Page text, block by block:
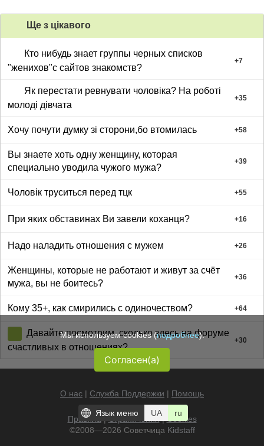
Ще з цiкавого
Кто нибудь знает группы черных списков
"женихов"с сайтов знакомств?
+7
Як перестати ревнувати чоловіка? На роботі
молоді дівчата
+35
Хочу почути думку зі сторони,бо втомилась +58
Вы знаете хоть одну женщину, которая
специально уводила чужого мужа?
+39
Чоловік труситься перед тцк +55
При яких обставинах Ви завели коханця? +16
Надо наладить отношения с мужем +26
Женщины, которые не работают и живут за счёт
мужа, вы не боитесь?
+36
Кому 35+, как смирились с одиночеством? +64
Давайте посмотрим, сколько здесь на форуме
счастливых в отношениях?
+30
О нас | Служба Поддержки | Помощь
Правила|Ограничения |
Cookies
©2008—2026 Советчица Kidstaff
Мы используем cookies (подробнее).
Согласен(а)
Язык меню UA ru